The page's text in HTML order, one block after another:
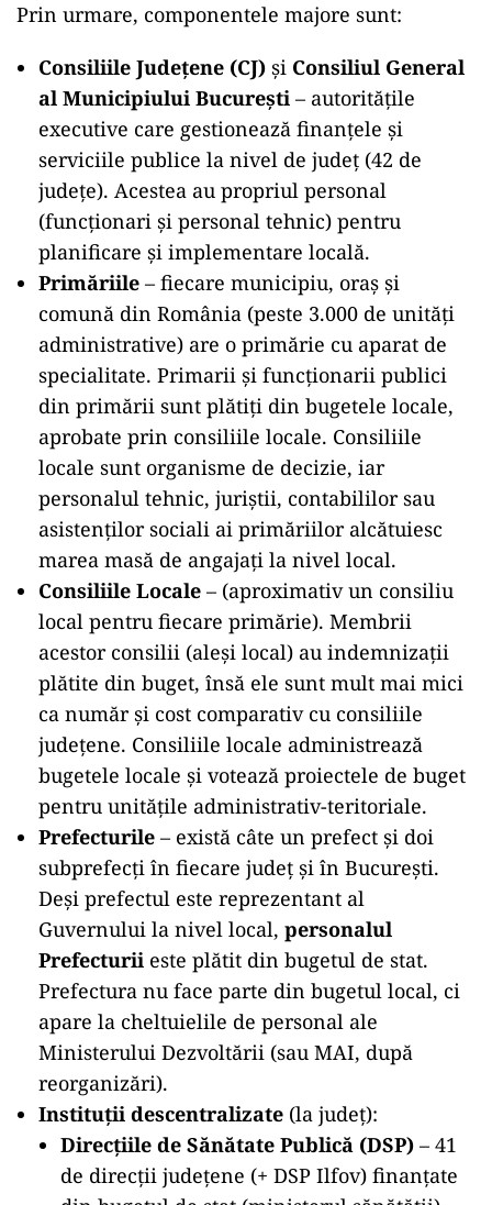
Prin urmare, componentele majore sunt:
Consiliile Județene (CJ) și Consiliul General
al Municipiului București – autoritățile
executive care gestionează finanțele și
serviciile publice la nivel de județ (42 de
județe). Acestea au propriul personal
(funcționari și personal tehnic) pentru
planificare și implementare locală.
Primăriile – fiecare municipiu, oraș și
comună din România (peste 3.000 de unități
administrative) are o primărie cu aparat de
specialitate. Primarii și funcționarii publici
din primării sunt plătiți din bugetele locale,
aprobate prin consiliile locale. Consiliile
locale sunt organisme de decizie, iar
personalul tehnic, juriștii, contabililor sau
asistenților sociali ai primăriilor alcătuiesc
marea masă de angajați la nivel local.
Consiliile Locale – (aproximativ un consiliu
local pentru fiecare primărie). Membrii
acestor consilii (aleși local) au indemnizații
plătite din buget, însă ele sunt mult mai mici
ca număr și cost comparativ cu consiliile
județene. Consiliile locale administrează
bugetele locale și votează proiectele de buget
pentru unitățile administrativ-teritoriale.
Prefecturile – există câte un prefect și doi
subprefecți în fiecare județ și în București.
Deși prefectul este reprezentant al
Guvernului la nivel local, personalul
Prefecturii este plătit din bugetul de stat.
Prefectura nu face parte din bugetul local, ci
apare la cheltuielile de personal ale
Ministerului Dezvoltării (sau MAI, după
reorganizări).
Instituții descentralizate (la județ):
Direcțiile de Sănătate Publică (DSP) – 41
de direcţii judeţene (+ DSP Ilfov) finanţate